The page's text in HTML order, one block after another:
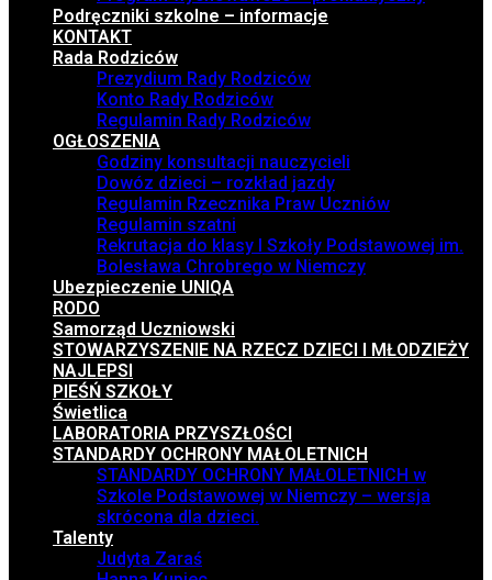
Podręczniki szkolne – informacje
KONTAKT
Rada Rodziców
Prezydium Rady Rodziców
Konto Rady Rodziców
Regulamin Rady Rodziców
OGŁOSZENIA
Godziny konsultacji nauczycieli
Dowóz dzieci – rozkład jazdy
Regulamin Rzecznika Praw Uczniów
Regulamin szatni
Rekrutacja do klasy I Szkoły Podstawowej im.
Bolesława Chrobrego w Niemczy
Ubezpieczenie UNIQA
RODO
Samorząd Uczniowski
STOWARZYSZENIE NA RZECZ DZIECI I MŁODZIEŻY
NAJLEPSI
PIEŚŃ SZKOŁY
Świetlica
LABORATORIA PRZYSZŁOŚCI
STANDARDY OCHRONY MAŁOLETNICH
STANDARDY OCHRONY MAŁOLETNICH w
Szkole Podstawowej w Niemczy – wersja
skrócona dla dzieci.
Talenty
Judyta Zaraś